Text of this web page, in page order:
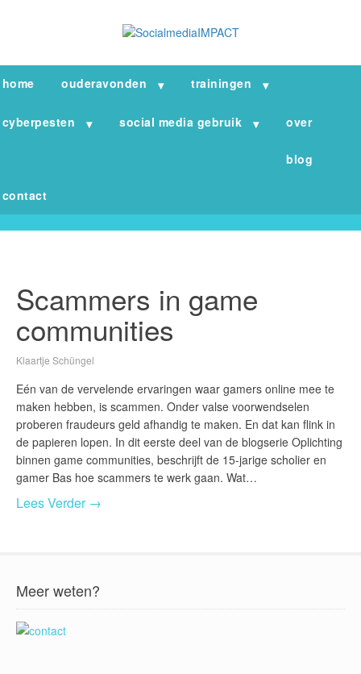
home ouderavonden trainingen
cyberpesten social media gebruik over
blog
contact
Scammers in game
communities
Klaartje Schüngel
Eén van de vervelende ervaringen waar gamers online mee te
maken hebben, is scammen. Onder valse voorwendselen
proberen fraudeurs geld afhandig te maken. En dat kan flink in
de papieren lopen. In dit eerste deel van de blogserie Oplichting
binnen game communities, beschrijft de 15-jarige scholier en
gamer Bas hoe scammers te werk gaan. Wat…
Lees Verder →
Meer weten?